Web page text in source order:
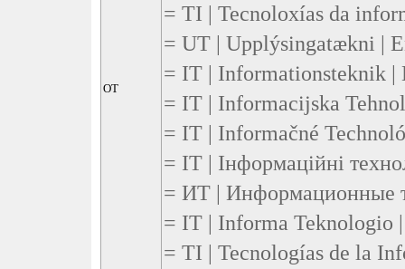
OT
= TI | Tecnoloxías da
= UT | Upplýsingatækni |
= IT | Informationsteknik |
= IT | Informacijska
= IT | Informačné
= ІТ | Інформаційні
= ИТ | Информационные
= IT | Informa Teknologio
= TI | Tecnologías de la